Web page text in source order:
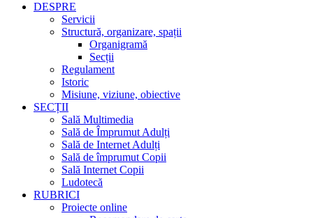
DESPRE
Servicii
Structură, organizare, spații
Organigramă
Secții
Regulament
Istoric
Misiune, viziune, obiective
SECȚII
Sală Multimedia
Sală de Împrumut Adulți
Sală de Internet Adulți
Sală de împrumut Copii
Sală Internet Copii
Ludotecă
RUBRICI
Proiecte online